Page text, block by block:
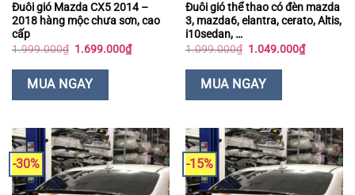
Đuôi gió Mazda CX5 2014 –
2018 hàng mộc chưa sơn, cao
cấp
1.999.000₫ Giá
là:
1.999.000₫.
1.699.000₫Giá
hiện
MUA NGAY
Đuôi gió thể thao có đèn mazda
3, mazda6, elantra, cerato, Altis,
i10sedan, …
1.099.000₫ Giá
là:
1.099.000₫.
1.049.000₫Giá
hiện
MUA NGAY
-30% -15%